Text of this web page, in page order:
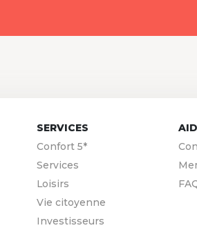
SERVICES
Confort 5*
Services
Loisirs
Vie citoyenne
Investisseurs